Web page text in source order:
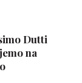
Dutti
na